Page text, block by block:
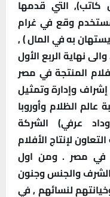
كاتب), التي قدمها
وقع في غرام
به في المال ) ,
نهاية الربع الأول
المنتجة في مصر
وإدارة وتمثيل
الظلام وأوروبا
عرفي) الشركة
لإنتاج الأفلام
في مصر . ومن اول
والجنس وجنون
لنسائهم , في